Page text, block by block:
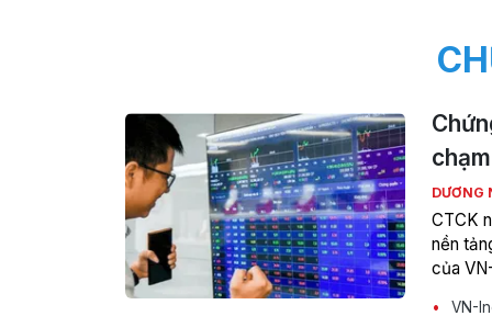
DƯƠNG
CTCK
nền
của
VN-